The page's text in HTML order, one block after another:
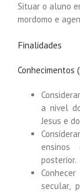
Situar o aluno
mordomo e
Finalidades
Conhecimentos
a nivel
Jesus e
posterior.
secular,